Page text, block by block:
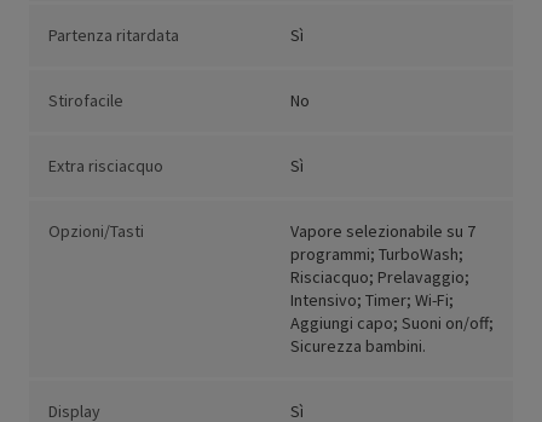
Partenza ritardata Sì
Stirofacile No
Extra risciacquo Sì
Opzioni/Tasti
Vapore selezionabile su 7
programmi; TurboWash;
Risciacquo; Prelavaggio;
Intensivo; Timer; Wi-Fi;
Aggiungi capo; Suoni on/off;
Sicurezza bambini.
Display Sì